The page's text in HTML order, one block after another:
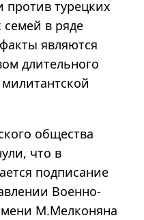
против турецких
в ряде
являются
длительного
общества
что в
подписание
Военно-
М.Мелконяна